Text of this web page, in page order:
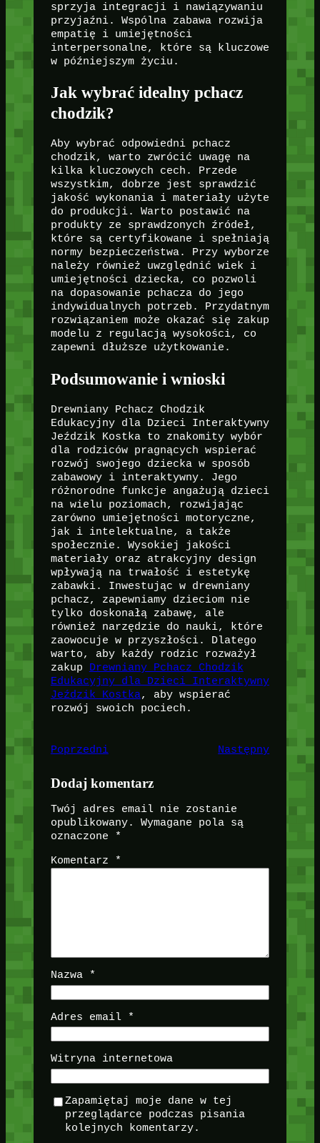
sprzyja integracji i nawiązywaniu
przyjaźni. Wspólna zabawa rozwija
empatię i umiejętności
interpersonalne, które są kluczowe
w późniejszym życiu.
Jak wybrać idealny pchacz
chodzik?
Aby wybrać odpowiedni pchacz
chodzik, warto zwrócić uwagę na
kilka kluczowych cech. Przede
wszystkim, dobrze jest sprawdzić
jakość wykonania i materiały użyte
do produkcji. Warto postawić na
produkty ze sprawdzonych źródeł,
które są certyfikowane i spełniają
normy bezpieczeństwa. Przy wyborze
należy również uwzględnić wiek i
umiejętności dziecka, co pozwoli
na dopasowanie pchacza do jego
indywidualnych potrzeb. Przydatnym
rozwiązaniem może okazać się zakup
modelu z regulacją wysokości, co
zapewni dłuższe użytkowanie.
Podsumowanie i wnioski
Drewniany Pchacz Chodzik
Edukacyjny dla Dzieci Interaktywny
Jeździk Kostka to znakomity wybór
dla rodziców pragnących wspierać
rozwój swojego dziecka w sposób
zabawowy i interaktywny. Jego
różnorodne funkcje angażują dzieci
na wielu poziomach, rozwijając
zarówno umiejętności motoryczne,
jak i intelektualne, a także
społecznie. Wysokiej jakości
materiały oraz atrakcyjny design
wpływają na trwałość i estetykę
zabawki. Inwestując w drewniany
pchacz, zapewniamy dzieciom nie
tylko doskonałą zabawę, ale
również narzędzie do nauki, które
zaowocuje w przyszłości. Dlatego
warto, aby każdy rodzic rozważył
zakup
Drewniany Pchacz Chodzik
Edukacyjny dla Dzieci Interaktywny
Jeździk Kostka, aby wspierać
rozwój swoich pociech.
Poprzedni Następny
Dodaj komentarz
Twój adres email nie zostanie
opublikowany.
Wymagane pola są
oznaczone
*
Komentarz *
Nazwa *
Adres email *
Witryna internetowa
Zapamiętaj moje dane w tej
przeglądarce podczas pisania
kolejnych komentarzy.